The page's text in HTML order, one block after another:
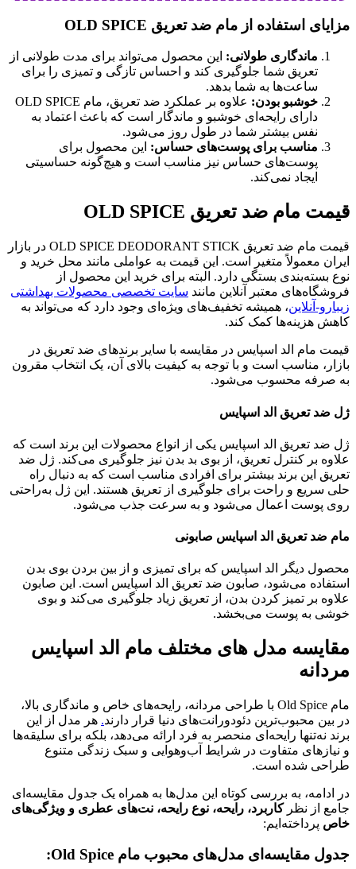
مزایای استفاده از مام ضد تعریق OLD SPICE
ماندگاری طولانی: این محصول می‌تواند برای مدت طولانی از
تعریق شما جلوگیری کند و احساس تازگی و تمیزی را برای
ساعت‌ها به شما بدهد.
خوشبو بودن:
علاوه بر عملکرد ضد تعریق، مام OLD SPICE
دارای رایحه‌ای خوشبو و ماندگار است که باعث اعتماد به
نفس بیشتر شما در طول روز می‌شود.
مناسب برای پوست‌های حساس: این محصول برای
پوست‌های حساس نیز مناسب است و هیچ‌گونه حساسیتی
ایجاد نمی‌کند.
قیمت مام ضد تعریق OLD SPICE
قیمت مام ضد تعریق OLD SPICE DEODORANT STICK در بازار
ایران معمولاً متغیر است. این قیمت به عواملی مانند محل خرید و
نوع بسته‌بندی بستگی دارد. البته برای خرید این محصول از
فروشگاه‌های معتبر آنلاین مانند سایت‌ تخصصی محصولات بهداشتی
زیبارو-آنلاین، همیشه تخفیف‌های ویژه‌ای وجود دارد که می‌تواند به
کاهش هزینه‌ها کمک کند.
قیمت مام الد اسپایس در مقایسه با سایر برندهای ضد تعریق در
بازار، مناسب است و با توجه به کیفیت بالای آن، یک انتخاب مقرون
به صرفه محسوب می‌شود.
ژل ضد تعریق الد اسپایس
ژل ضد تعریق الد اسپایس یکی از انواع محصولات این برند است که
علاوه بر کنترل تعریق، از بوی بد بدن نیز جلوگیری می‌کند. ژل ضد
تعریق این برند بیشتر برای افرادی مناسب است که به دنبال راه
حلی سریع و راحت برای جلوگیری از تعریق هستند. این ژل به‌راحتی
روی پوست اعمال می‌شود و به سرعت جذب می‌شود.
مام ضد تعریق الد اسپایس صابونی
محصول دیگر الد اسپایس که برای تمیزی و از بین بردن بوی بدن
استفاده می‌شود، صابون ضد تعریق الد اسپایس است. این صابون
علاوه بر تمیز کردن بدن، از تعریق زیاد جلوگیری می‌کند و بوی
خوشی به پوست می‌بخشد.
مقایسه مدل های مختلف مام الد اسپایس
مردانه
مام‌ Old Spice با طراحی مردانه، رایحه‌های خاص و ماندگاری بالا،
در بین محبوب‌ترین دئودورانت‌های دنیا قرار دارند. هر مدل از این
برند نه‌تنها رایحه‌ای منحصر به فرد ارائه می‌دهد، بلکه برای سلیقه‌ها
و نیازهای متفاوت در شرایط آب‌وهوایی و سبک زندگی متنوع
طراحی شده است.
در ادامه، به بررسی کوتاه این مدل‌ها به همراه یک جدول مقایسه‌ای
جامع از نظرکاربرد، رایحه، نوع رایحه، نت‌های عطری و ویژگی‌های
خاص پرداخته‌ایم:
جدول مقایسه‌ای مدل‌های محبوب مام Old Spice: